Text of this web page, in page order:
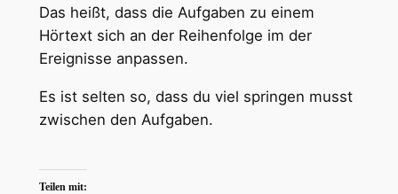
Das heißt, dass die Aufgaben zu einem
Hörtext sich an der Reihenfolge im der
Ereignisse anpassen.
Es ist selten so, dass du viel springen musst
zwischen den Aufgaben.
Teilen mit: